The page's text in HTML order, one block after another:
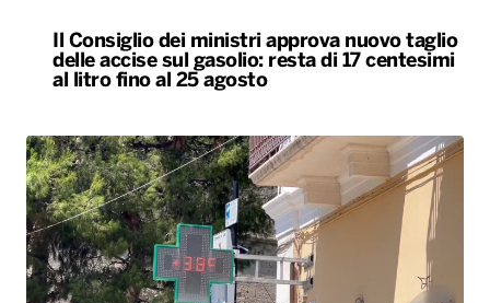
Il Consiglio dei ministri approva nuovo taglio
delle accise sul gasolio: resta di 17 centesimi
al litro fino al 25 agosto